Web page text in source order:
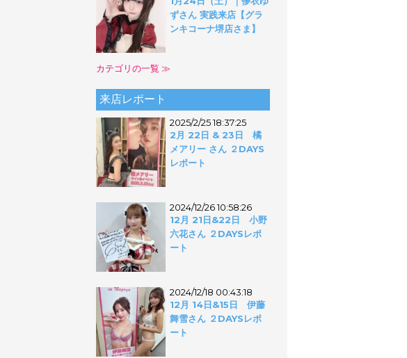
ずさん 実践来店【グラ
ンキコーナ堺店さま】
カテゴリの一覧 ≫
来店レポート
2025/2/25 18:37:25
2月 22日 & 23日 橘
メアリー さん ２DAYS
レポート
2024/12/26 10:58:26
12月 21日&22日 小野
六花さん ２DAYSレポ
ート
2024/12/18 00:43:18
12月 14日&15日 伊藤
舞雪さん ２DAYSレポ
ート